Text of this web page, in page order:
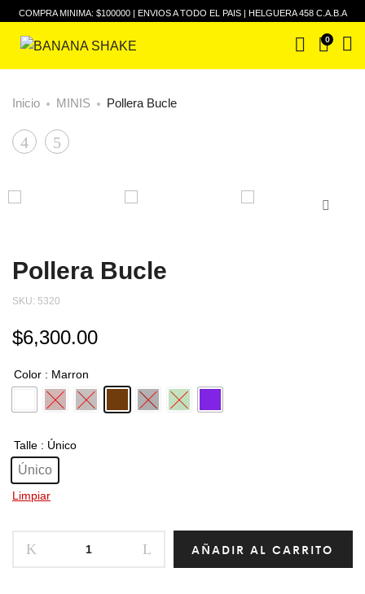
COMPRA MINIMA: $100000 | ENVIOS A TODO EL PAIS | HELGUERA 458 C.A.B.A
0
Inicio MINIS Pollera Bucle
navigation
TopTop
Pollera Bucle
SKU: 5320
$6,300.00
Color : Marron
Talle : Único
Único
Limpiar
AÑADIR AL CARRITO